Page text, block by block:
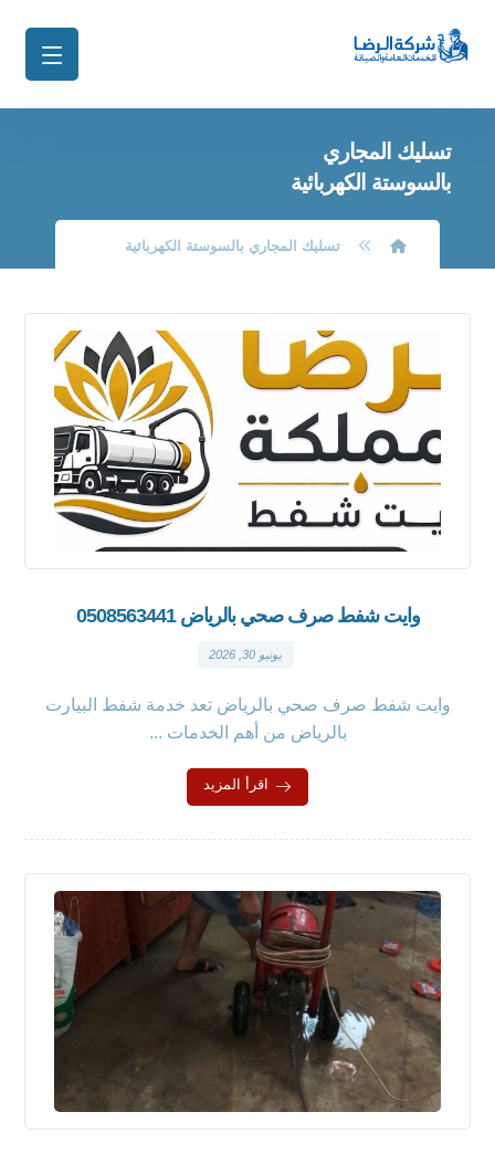
تسليك المجاري
بالسوستة الكهربائية
تسليك المجاري بالسوستة الكهربائية
وايت شفط صرف صحي بالرياض 0508563441
يونيو 30, 2026
وايت شفط صرف صحي بالرياض تعد خدمة شفط البيارت
بالرياض من أهم الخدمات ...
اقرأ المزيد